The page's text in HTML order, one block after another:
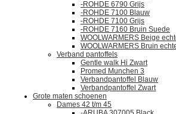
-ROHDE 6790 Grijs
-ROHDE 7100 Blauw
-ROHDE 7100 Grijs
-ROHDE 7160 Bruin Suede
WOOLWARMERS Beige
WOOLWARMERS Bruin
Verband pantoffels
Gentle walk Hi Zwart
Promed Munchen 3
Verbandpantoffel Blauw
Verbandpantoffel Zwart
Grote maten schoenen
Dames 42 t/m 45